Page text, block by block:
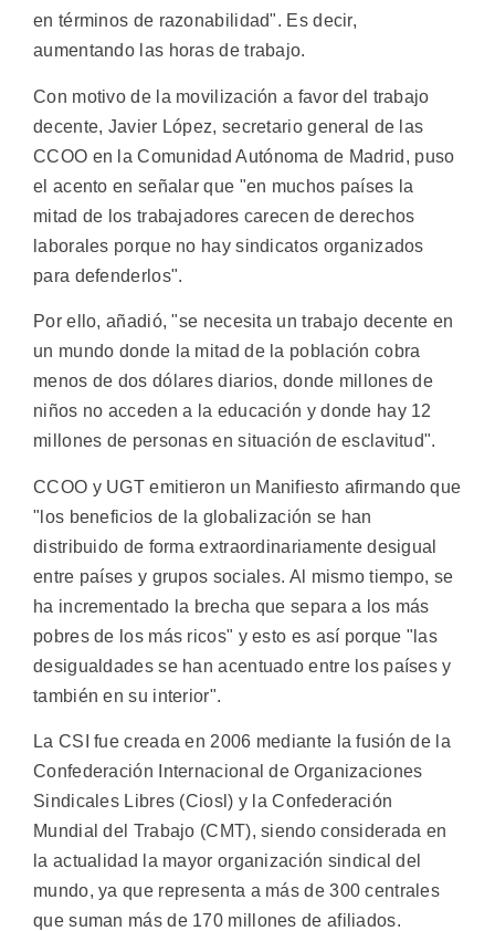
en términos de razonabilidad". Es decir,
aumentando las horas de trabajo.
Con motivo de la movilización a favor del trabajo
decente, Javier López, secretario general de las
CCOO en la Comunidad Autónoma de Madrid, puso
el acento en señalar que "en muchos países la
mitad de los trabajadores carecen de derechos
laborales porque no hay sindicatos organizados
para defenderlos".
Por ello, añadió, "se necesita un trabajo decente en
un mundo donde la mitad de la población cobra
menos de dos dólares diarios, donde millones de
niños no acceden a la educación y donde hay 12
millones de personas en situación de esclavitud".
CCOO y UGT emitieron un Manifiesto afirmando que
"los beneficios de la globalización se han
distribuido de forma extraordinariamente desigual
entre países y grupos sociales. Al mismo tiempo, se
ha incrementado la brecha que separa a los más
pobres de los más ricos" y esto es así porque "las
desigualdades se han acentuado entre los países y
también en su interior".
La CSI fue creada en 2006 mediante la fusión de la
Confederación Internacional de Organizaciones
Sindicales Libres (Ciosl) y la Confederación
Mundial del Trabajo (CMT), siendo considerada en
la actualidad la mayor organización sindical del
mundo, ya que representa a más de 300 centrales
que suman más de 170 millones de afiliados.